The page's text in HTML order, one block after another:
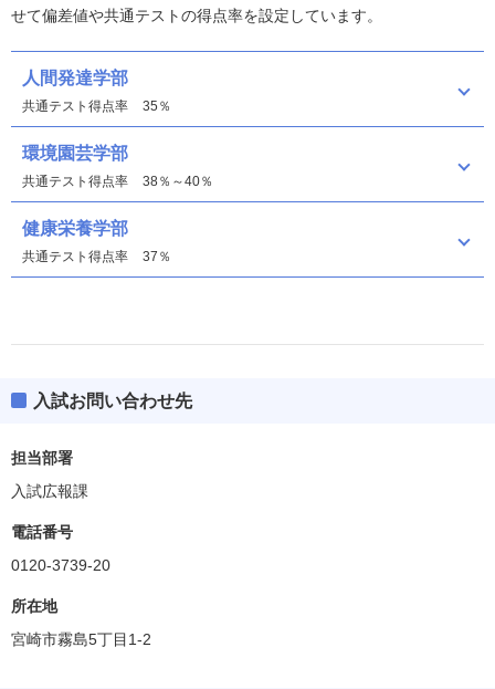
せて偏差値や共通テストの得点率を設定しています。
人間発達学部
共通テスト得点率 35％
環境園芸学部
共通テスト得点率 38％～40％
健康栄養学部
共通テスト得点率 37％
入試お問い合わせ先
担当部署
入試広報課
電話番号
0120-3739-20
所在地
宮崎市霧島5丁目1-2